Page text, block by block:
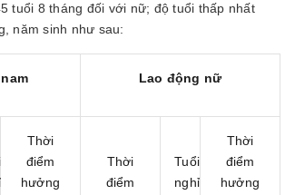
tuổi 8 tháng đối với nữ; độ tuổi thấp nhất
năm sinh như sau:
Lao động nữ
Thời
điểm
hưởng
Thời
điểm
Tuổi
nghỉ
Thời
điểm
hưởng